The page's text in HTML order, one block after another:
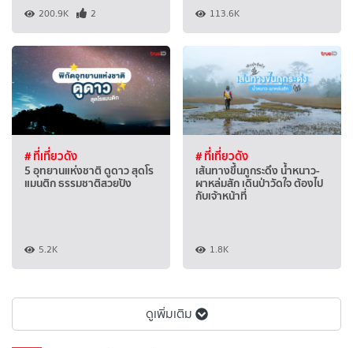
200.9K 2 113.6K
# ที่เที่ยวดัง
5 อุทยานแห่งชาติ ดูดาว สุดโร
แมนติก ธรรมชาติสวยปัง
5.2K
# ที่เที่ยวดัง
เส้นทางขึ้นภูกระดึง น้ำหนาว-
ผาหล่มสัก เดินป่าวัดใจ ต้องไป
กับเจ้าหน้าที่
1.8K
ดูเพิ่มเติม